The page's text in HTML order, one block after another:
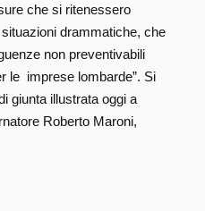
che si ritenessero
drammatiche, che
non preventivabili
le imprese lombarde”. Si
giunta illustrata oggi a
Roberto Maroni,